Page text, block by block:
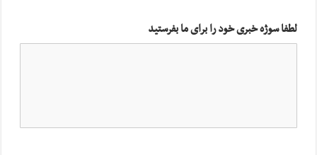
لطفا سوژه خبری خود را برای ما بفرستید